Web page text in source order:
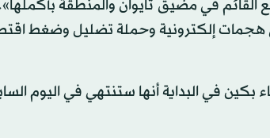
القائم في مضيق تايوان والمنطقة
هجمات إلكترونية وحملة تضليل وضغط
بكين في البداية أنها ستنتهي في اليوم